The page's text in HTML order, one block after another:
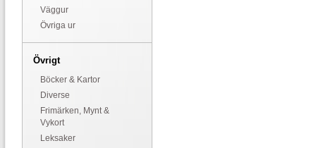
Väggur
Övriga ur
Övrigt
Böcker & Kartor
Diverse
Frimärken, Mynt &
Vykort
Leksaker